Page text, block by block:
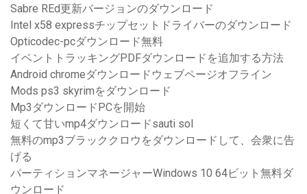
Sabre REd更新バージョンのダウンロード
Intel x58 expressチップセットドライバーのダウンロード
Opticodec-pcダウンロード無料
イベントトラッキングPDFダウンロードを追加する方法
Android chromeダウンロードウェブページオフライン
Mods ps3 skyrimをダウンロード
Mp3ダウンロードPCを開始
短くて甘いmp4ダウンロードsauti sol
無料のmp3ブラッククロウをダウンロードして、会衆に告
げる
パーティションマネージャーWindows 10 64ビット無料ダ
ウンロード